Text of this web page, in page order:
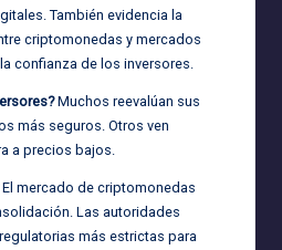
También evidencia la
criptomonedas y mercados
confianza de los inversores.
Muchos reevalúan sus
más seguros. Otros ven
a precios bajos.
El mercado de criptomonedas
Las autoridades
más estrictas para